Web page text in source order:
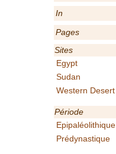
In
Pages
Sites
Egypt
Sudan
Western Desert
Période
Epipaléolithique
Prédynastique